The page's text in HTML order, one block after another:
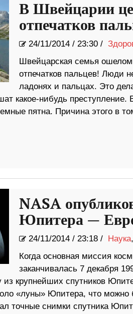
В Швейцарии
отпечатков
24/11/2014/ 23:30 /
Швейцарская семья
отпечатков пальцев! Люди
ладонях и пальцах. Это
какое-нибудь
пятна. Причина этого в
NASA
Юпитера —
24/11/2014/ 23:18 / Наука,
Когда основная миссия
заканчивалась 7 декабря
из крупнейших спутников
«луны» Юпитера, что
точные снимки спутника